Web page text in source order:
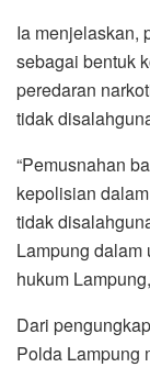
Ia menjelaskan,
sebagai bentuk
peredaran
tidak
“Pemusnahan
kepolisian
tidak
Lampung dalam
hukum
Dari
Polda Lampung